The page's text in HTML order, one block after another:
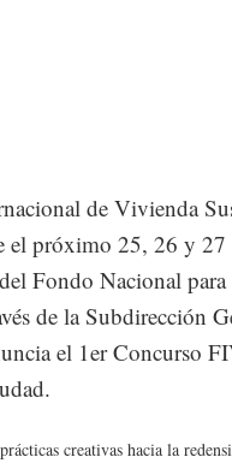
de Vivienda
el próximo 25, 26 y
Fondo Nacional
de la Subdirección
el 1er Concurso
creativas hacia la